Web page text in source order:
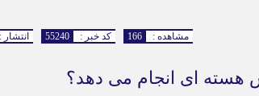
و هتل‌ها و
گزارش‌های خبری میراث فرهنگیانتشار : کد خبر : 55240 مشاهده : 166
هسته ای انجام می دهد؟